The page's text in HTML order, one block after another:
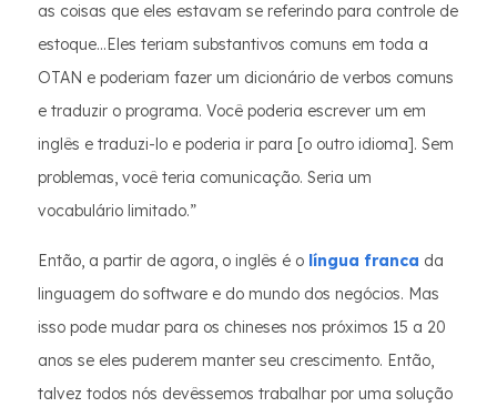
as coisas que eles estavam se referindo para controle de
estoque...Eles teriam substantivos comuns em toda a
OTAN e poderiam fazer um dicionário de verbos comuns
e traduzir o programa. Você poderia escrever um em
inglês e traduzi-lo e poderia ir para [o outro idioma]. Sem
problemas, você teria comunicação. Seria um
vocabulário limitado.”
Então, a partir de agora, o inglês é o língua franca da
linguagem do software e do mundo dos negócios. Mas
isso pode mudar para os chineses nos próximos 15 a 20
anos se eles puderem manter seu crescimento. Então,
talvez todos nós devêssemos trabalhar por uma solução